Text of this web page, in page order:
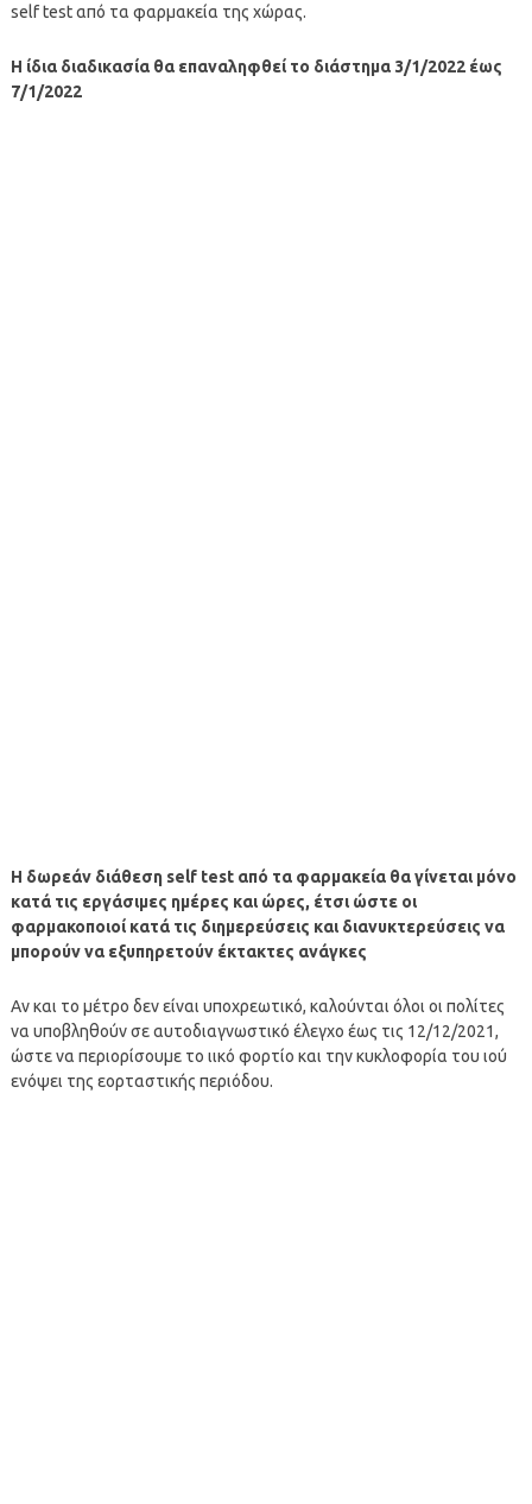
self test από τα φαρμακεία της χώρας.
Η ίδια διαδικασία θα επαναληφθεί το διάστημα 3/1/2022 έως
7/1/2022
Η δωρεάν διάθεση self test από τα φαρμακεία θα γίνεται μόνο
κατά τις εργάσιμες ημέρες και ώρες, έτσι ώστε οι
φαρμακοποιοί κατά τις διημερεύσεις και διανυκτερεύσεις να
μπορούν να εξυπηρετούν έκτακτες ανάγκες
Αν και το μέτρο δεν είναι υποχρεωτικό, καλούνται όλοι οι πολίτες
να υποβληθούν σε αυτοδιαγνωστικό έλεγχο έως τις 12/12/2021,
ώστε να περιορίσουμε το ιικό φορτίο και την κυκλοφορία του ιού
ενόψει της εορταστικής περιόδου.